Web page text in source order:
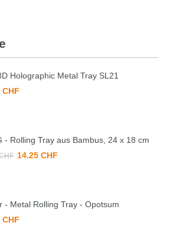
Holographic Metal Tray SL21
CHF
- Rolling Tray aus Bambus, 24 x 18 cm
14.25 CHF
- Metal Rolling Tray - Opotsum
CHF